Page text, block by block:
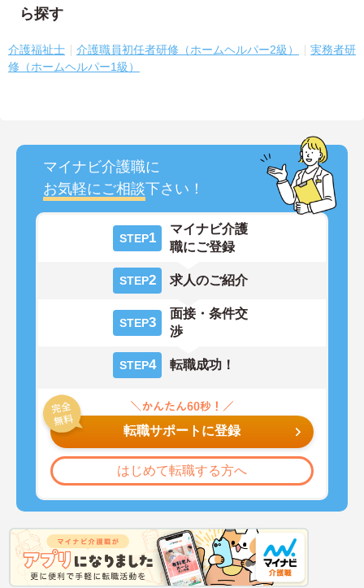
ら探す
介護福祉士 介護職員初任者研修（ホームヘルパー2級）
実務者研
修（ホームヘルパー1級）
マイナビ介護職に
お気軽にご相談下さい！
STEP1
マイナビ介護
職にご登録
STEP2 求人のご紹介
STEP3
面接・条件交
渉
STEP4 転職成功！
転職サポートに登録
はじめて転職する方へ